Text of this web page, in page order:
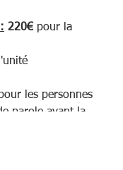
220€ pour la
les personnes
parole avant la